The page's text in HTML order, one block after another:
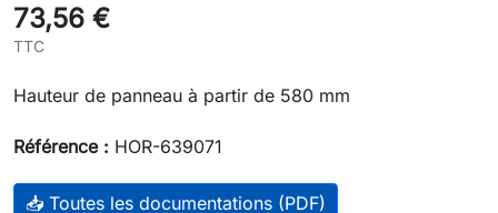
73,56 €
TTC
Hauteur de panneau à partir de 580 mm
Référence : HOR-639071
📥 Toutes les documentations (PDF)